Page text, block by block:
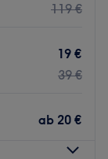
119 €
19 €
39 €
ab 20 €